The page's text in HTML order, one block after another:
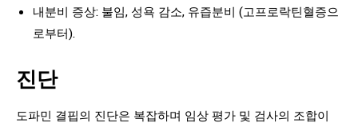
내분비 증상: 불임, 성욕 감소, 유즙분비 (고프로락틴혈증으
로부터).
진단
도파민 결핍의 진단은 복잡하며 임상 평가 및 검사의 조합이